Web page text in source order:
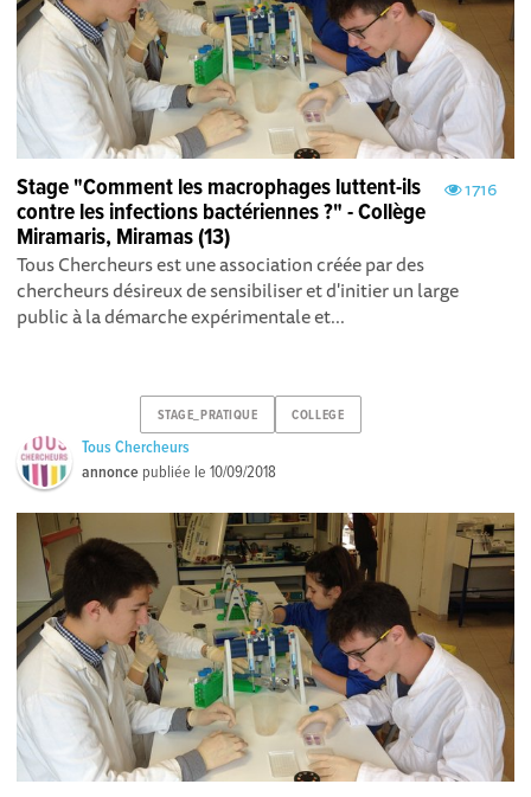
1716
Stage "Comment les macrophages luttent-ils
contre les infections bactériennes ?" - Collège
Miramaris, Miramas (13)
Tous Chercheurs est une association créée par des
chercheurs désireux de sensibiliser et d'initier un large
public à la démarche expérimentale et...
STAGE_PRATIQUE COLLEGE
Tous Chercheurs
annonce publiée le10/09/2018